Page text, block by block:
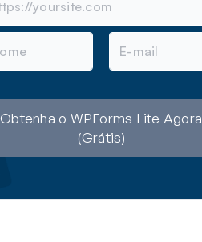
E
m
Obtenha o WPForms Lite Agora
(Grátis)